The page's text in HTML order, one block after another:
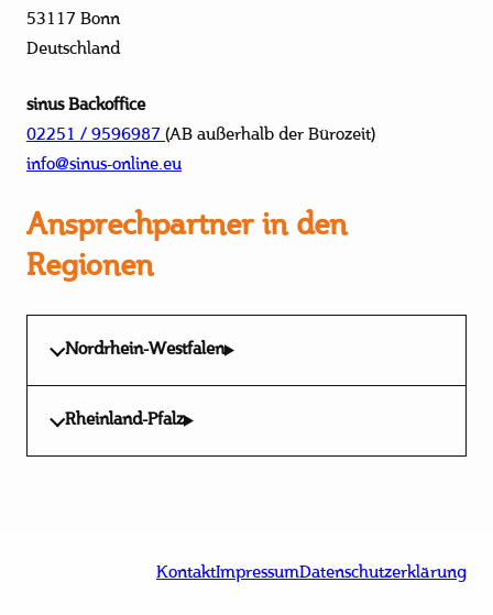
53117 Bonn
Deutschland
sinus Backoffice
02251 / 9596987 (AB außerhalb der Bürozeit)
info@sinus-online.eu
Ansprechpartner in den
Regionen
Nordrhein-Westfalen
Rheinland-Pfalz
KontaktImpressumDatenschutzerklärung